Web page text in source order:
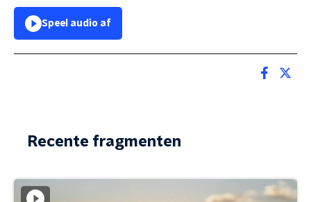
Speel audio af
Recente fragmenten